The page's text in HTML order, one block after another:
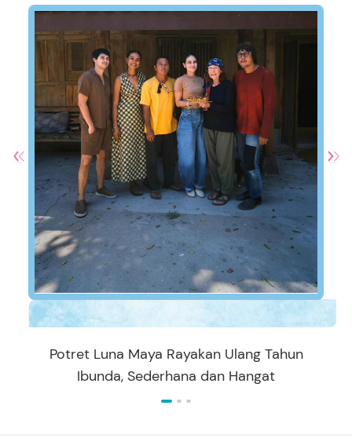
Potret Luna Maya Rayakan Ulang Tahun
Ibunda, Sederhana dan Hangat